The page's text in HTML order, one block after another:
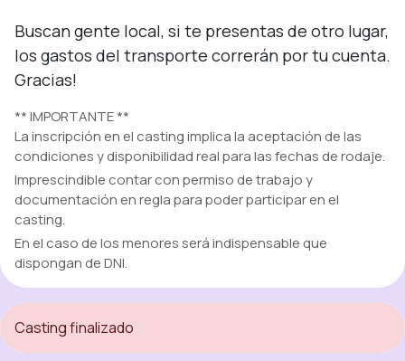
Buscan gente local, si te presentas de otro lugar,
los gastos del transporte correrán por tu cuenta.
Gracias!
** IMPORTANTE **
La inscripción en el casting implica la aceptación de las
condiciones y disponibilidad real para las fechas de rodaje.
Imprescindible contar con permiso de trabajo y
documentación en regla para poder participar en el
casting.
En el caso de los menores será indispensable que
dispongan de DNI.
Casting finalizado